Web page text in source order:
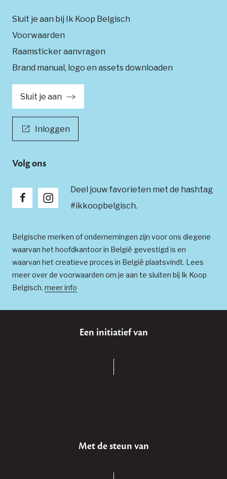
Sluit je aan bij Ik Koop Belgisch
Voorwaarden
Raamsticker aanvragen
Brand manual, logo en assets downloaden
Sluit je aan
Inloggen
Volg ons
Deel jouw favorieten met de hashtag
#ikkoopbelgisch.
Belgische merken of ondernemingen zijn voor ons diegene
waarvan het hoofdkantoor in België gevestigd is en
waarvan het creatieve proces in België plaatsvindt. Lees
meer over de voorwaarden om je aan te sluiten bij Ik Koop
Belgisch. meer info
Een initiatief van
Met de steun van